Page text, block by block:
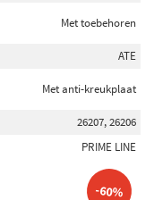
Met toebehoren
ATE
Met anti-kreukplaat
26207, 26206
PRIME LINE
-60%